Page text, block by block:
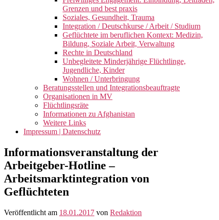
Grenzen und best praxis
Soziales, Gesundheit, Trauma
Integration / Deutschkurse / Arbeit / Studium
Geflüchtete im beruflichen Kontext: Medizin,
Bildung, Soziale Arbeit, Verwaltung
Rechte in Deutschland
Unbegleitete Minderjährige Flüchtlinge,
Jugendliche, Kinder
Wohnen / Unterbringung
Beratungsstellen und Integrationsbeauftragte
Organisationen in MV
Flüchtlingsräte
Informationen zu Afghanistan
Weitere Links
Impressum | Datenschutz
Informationsveranstaltung der
Arbeitgeber-Hotline –
Arbeitsmarktintegration von
Geflüchteten
Veröffentlicht am 18.01.2017 von Redaktion